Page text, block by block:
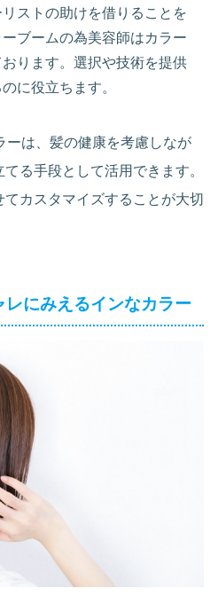
ストの助けを借りることを
ブームの為美容師はカラー
ります。選択や技術を提供
に役立ちます。
ーは、髪の健康を考慮しなが
る手段として活用できます。
カスタマイズすることが大切
にみえるインなカラー